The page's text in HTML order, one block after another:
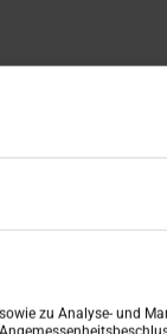
zu Analyse- und